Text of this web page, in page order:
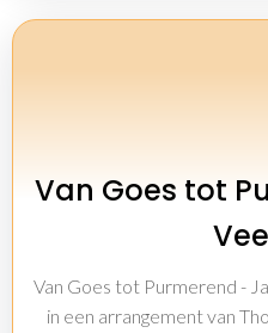
Van Goes tot
Van Goes tot Purmerend -
in een arrangement van